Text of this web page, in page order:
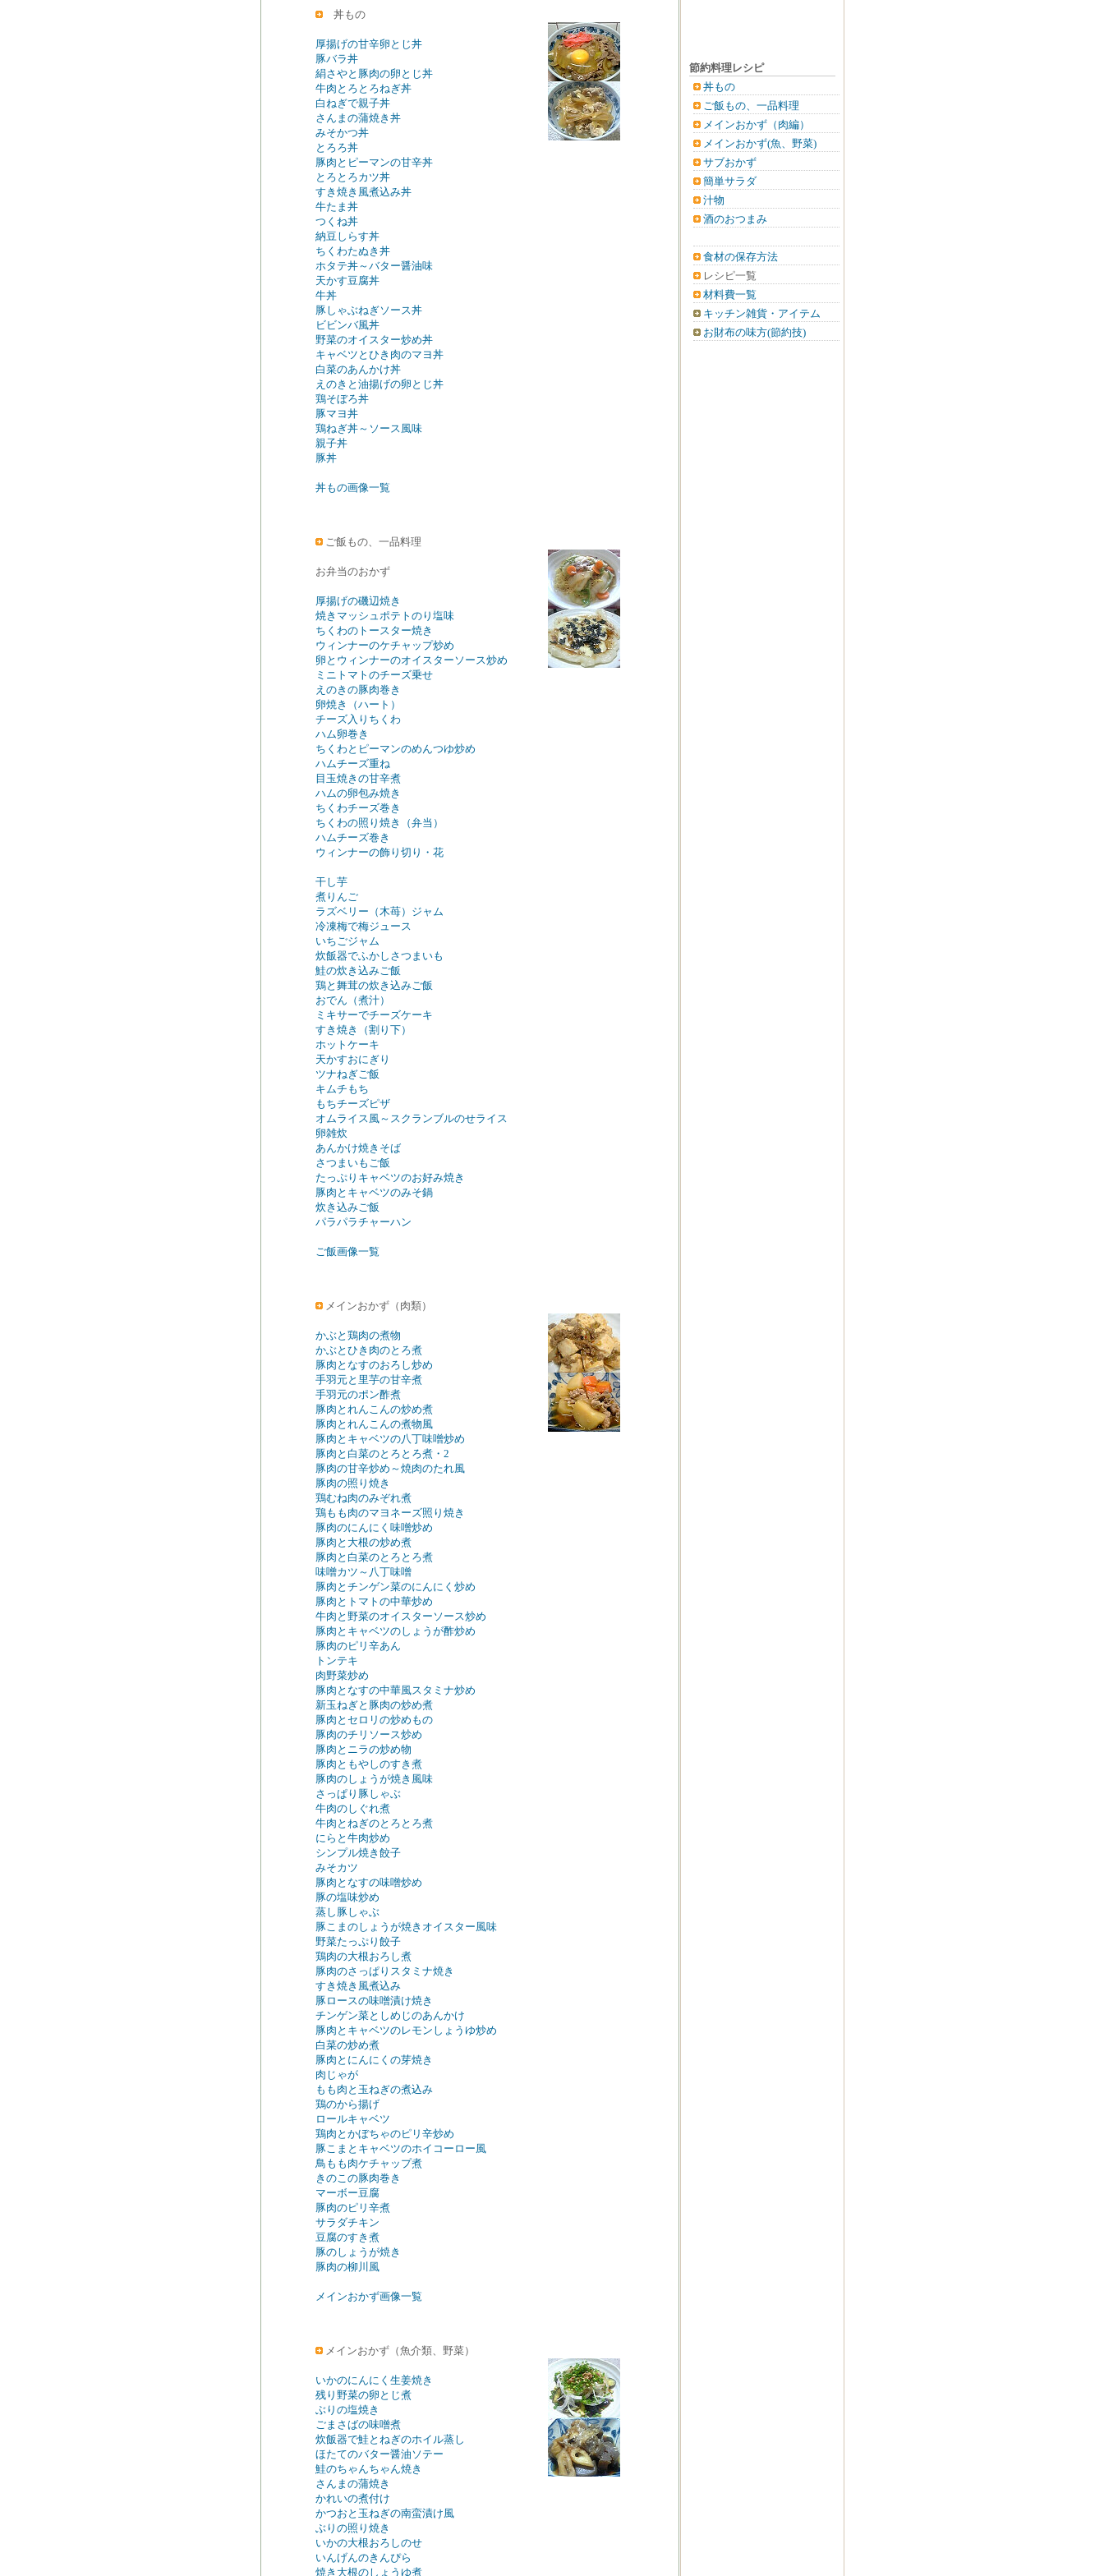
丼もの
厚揚げの甘辛卵とじ丼
豚バラ丼
絹さやと豚肉の卵とじ丼
牛肉とろとろねぎ丼
白ねぎで親子丼
さんまの蒲焼き丼
みそかつ丼
とろろ丼
豚肉とピーマンの甘辛丼
とろとろカツ丼
すき焼き風煮込み丼
牛たま丼
つくね丼
納豆しらす丼
ちくわたぬき丼
ホタテ丼～バター醤油味
天かす豆腐丼
牛丼
豚しゃぶねぎソース丼
ビビンバ風丼
野菜のオイスター炒め丼
キャベツとひき肉のマヨ丼
白菜のあんかけ丼
えのきと油揚げの卵とじ丼
鶏そぼろ丼
豚マヨ丼
鶏ねぎ丼～ソース風味
親子丼
豚丼
丼もの画像一覧
ご飯もの、一品料理
お弁当のおかず
厚揚げの磯辺焼き
焼きマッシュポテトのり塩味
ちくわのトースター焼き
ウィンナーのケチャップ炒め
卵とウィンナーのオイスターソース炒め
ミニトマトのチーズ乗せ
えのきの豚肉巻き
卵焼き（ハート）
チーズ入りちくわ
ハム卵巻き
ちくわとピーマンのめんつゆ炒め
ハムチーズ重ね
目玉焼きの甘辛煮
ハムの卵包み焼き
ちくわチーズ巻き
ちくわの照り焼き（弁当）
ハムチーズ巻き
ウィンナーの飾り切り・花
干し芋
煮りんご
ラズベリー（木苺）ジャム
冷凍梅で梅ジュース
いちごジャム
炊飯器でふかしさつまいも
鮭の炊き込みご飯
鶏と舞茸の炊き込みご飯
おでん（煮汁）
ミキサーでチーズケーキ
すき焼き（割り下）
ホットケーキ
天かすおにぎり
ツナねぎご飯
キムチもち
もちチーズピザ
オムライス風～スクランブルのせライス
卵雑炊
あんかけ焼きそば
さつまいもご飯
たっぷりキャベツのお好み焼き
豚肉とキャベツのみそ鍋
炊き込みご飯
パラパラチャーハン
ご飯画像一覧
メインおかず（肉類）
かぶと鶏肉の煮物
かぶとひき肉のとろ煮
豚肉となすのおろし炒め
手羽元と里芋の甘辛煮
手羽元のポン酢煮
豚肉とれんこんの炒め煮
豚肉とれんこんの煮物風
豚肉とキャベツの八丁味噌炒め
豚肉と白菜のとろとろ煮・2
豚肉の甘辛炒め～焼肉のたれ風
豚肉の照り焼き
鶏むね肉のみぞれ煮
鶏もも肉のマヨネーズ照り焼き
豚肉のにんにく味噌炒め
豚肉と大根の炒め煮
豚肉と白菜のとろとろ煮
味噌カツ～八丁味噌
豚肉とチンゲン菜のにんにく炒め
豚肉とトマトの中華炒め
牛肉と野菜のオイスターソース炒め
豚肉とキャベツのしょうが酢炒め
豚肉のピリ辛あん
トンテキ
肉野菜炒め
豚肉となすの中華風スタミナ炒め
新玉ねぎと豚肉の炒め煮
豚肉とセロリの炒めもの
豚肉のチリソース炒め
豚肉とニラの炒め物
豚肉ともやしのすき煮
豚肉のしょうが焼き風味
さっぱり豚しゃぶ
牛肉のしぐれ煮
牛肉とねぎのとろとろ煮
にらと牛肉炒め
シンプル焼き餃子
みそカツ
豚肉となすの味噌炒め
豚の塩味炒め
蒸し豚しゃぶ
豚こまのしょうが焼きオイスター風味
野菜たっぷり餃子
鶏肉の大根おろし煮
豚肉のさっぱりスタミナ焼き
すき焼き風煮込み
豚ロースの味噌漬け焼き
チンゲン菜としめじのあんかけ
豚肉とキャベツのレモンしょうゆ炒め
白菜の炒め煮
豚肉とにんにくの芽焼き
肉じゃが
もも肉と玉ねぎの煮込み
鶏のから揚げ
ロールキャベツ
鶏肉とかぼちゃのピリ辛炒め
豚こまとキャベツのホイコーロー風
鳥もも肉ケチャップ煮
きのこの豚肉巻き
マーボー豆腐
豚肉のピリ辛煮
サラダチキン
豆腐のすき煮
豚のしょうが焼き
豚肉の柳川風
メインおかず画像一覧
メインおかず（魚介類、野菜）
いかのにんにく生姜焼き
残り野菜の卵とじ煮
ぶりの塩焼き
ごまさばの味噌煮
炊飯器で鮭とねぎのホイル蒸し
ほたてのバター醤油ソテー
鮭のちゃんちゃん焼き
さんまの蒲焼き
かれいの煮付け
かつおと玉ねぎの南蛮漬け風
ぶりの照り焼き
いかの大根おろしのせ
いんげんのきんぴら
焼き大根のしょうゆ煮
節約料理レシピ
丼もの
ご飯もの、一品料理
メインおかず（肉編）
メインおかず(魚、野菜)
サブおかず
簡単サラダ
汁物
酒のおつまみ
食材の保存方法
レシピ一覧
材料費一覧
キッチン雑貨・アイテム
お財布の味方(節約技)